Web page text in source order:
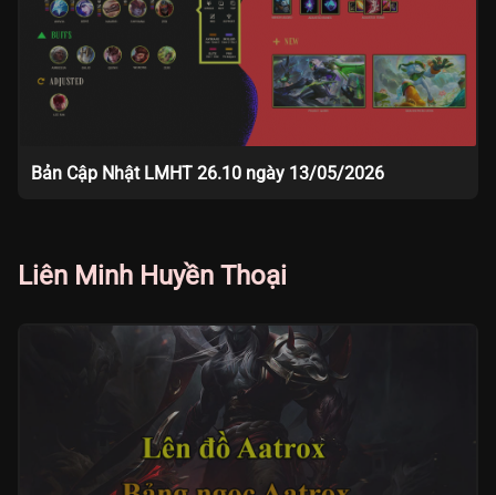
Bản Cập Nhật LMHT 26.10 ngày 13/05/2026
Liên Minh Huyền Thoại